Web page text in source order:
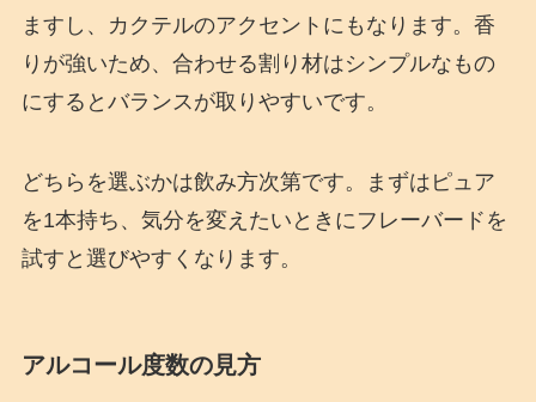
ますし、カクテルのアクセントにもなります。香
りが強いため、合わせる割り材はシンプルなもの
にするとバランスが取りやすいです。
どちらを選ぶかは飲み方次第です。まずはピュア
を1本持ち、気分を変えたいときにフレーバードを
試すと選びやすくなります。
アルコール度数の見方